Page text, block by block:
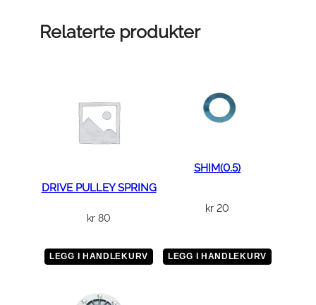
Relaterte produkter
DRIVE PULLEY SPRING
kr 80
LEGG I HANDLEKURV
SHIM(0.5)
kr 20
LEGG I HANDLEKURV